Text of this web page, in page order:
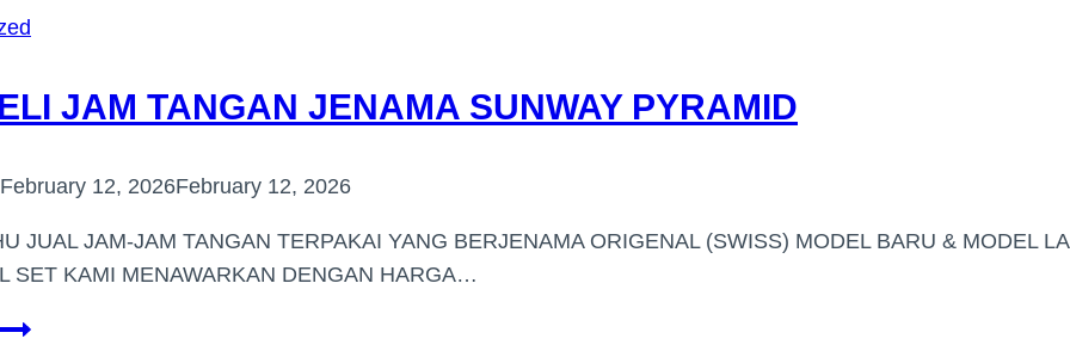
JAM TANGAN JENAMA SUNWAY PYRAMID
February 12, 2026February 12, 2026
JUAL JAM-JAM TANGAN TERPAKAI YANG BERJENAMA ORIGENAL (SWISS) MODEL BARU & MODEL
SET KAMI MENAWARKAN DENGAN HARGA…